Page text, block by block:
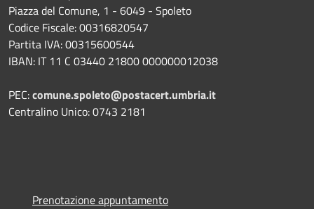
Piazza del Comune, 1 - 6049 - Spoleto
Codice Fiscale: 00316820547
Partita IVA: 00315600544
IBAN: IT 11 C 03440 21800 000000012038
PEC:comune.spoleto@postacert.umbria.it
Centralino Unico: 0743 2181
Prenotazione appuntamento